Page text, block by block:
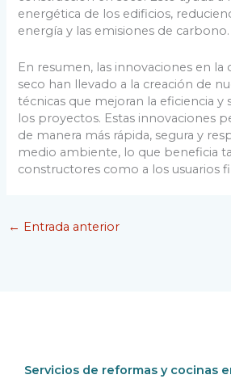
energética de los edificios,
energía y las emisiones de carbono.
En resumen, las innovaciones en la
seco han llevado a la creación de
técnicas que mejoran la eficiencia y
los proyectos. Estas innovaciones
de manera más rápida, segura y
medio ambiente, lo que beneficia
constructores como a los usuarios
← Entrada anterior
Servicios de reformas y cocinas